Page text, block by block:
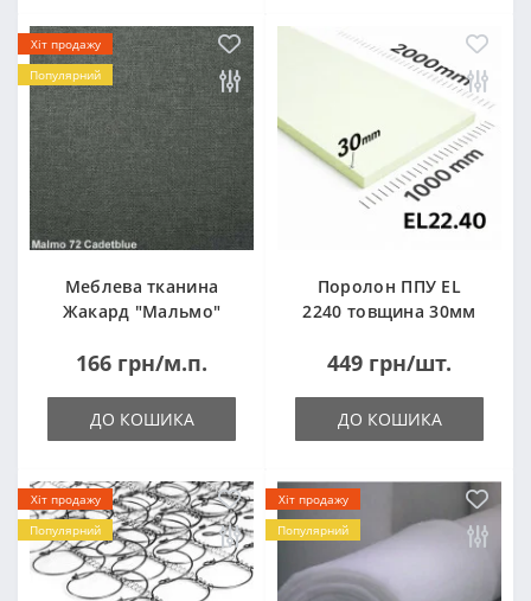
Хіт продажу
Популярний
Меблева тканина
Жакард "Мальмо"
166 грн/м.п.
ДО КОШИКА
Поролон ППУ EL
2240 товщина 30мм
(1000x2000мм)
449 грн/шт.
ДО КОШИКА
Хіт продажу
Популярний
Хіт продажу
Популярний